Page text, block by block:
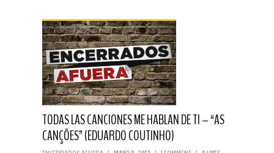
TODAS LAS CANCIONES ME HABLAN DE TI – “AS
CANÇÕES” (EDUARDO COUTINHO)